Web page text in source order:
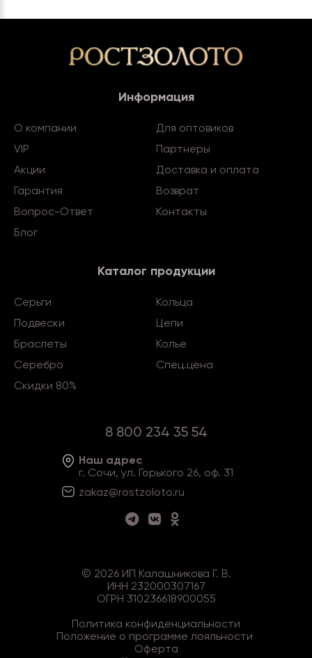
Информация
О компании
Для оптовиков
VIP
Партнеры
Акции
Доставка и оплата
Гарантия
Возврат
Вопрос-Ответ
Контакты
Блог
Каталог продукции
Серьги
Кольца
Подвески
Цепи
Браслеты
Колье
Серебро
Спец.цена
Скидки 80%
8 800 234 35 54
Наш адрес
г. Сочи, ул. Горького 26, оф. 31
zakaz@rostzoloto.ru
© 2026ИП Калашникова Г. В.
ИНН 232000307167
ОГРН 310236618900055
Политика конфиденциальности
Положение о программе лояльности
Оферта